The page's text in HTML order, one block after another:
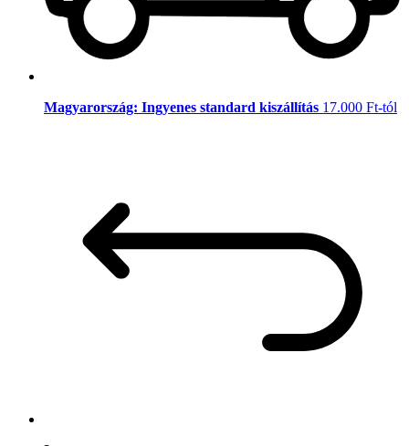
Magyarország: Ingyenes standard kiszállítás 17.000 Ft-tól